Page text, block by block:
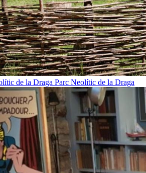
de la Draga Parc Neolític de la Draga